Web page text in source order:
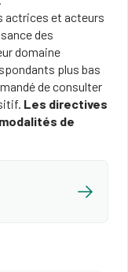
actrices et acteurs
des
domaine
plus bas
de consulter
Les directives
de